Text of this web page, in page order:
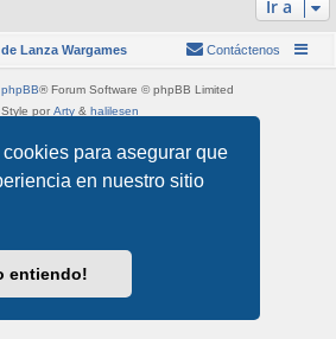
para asegurar que
en nuestro sitio
entiendo!
Ir a
Lanza Wargames Contáctenos
phpBB® Forum Software © phpBB Limited
Style por Arty & halilesen
Privacidad| Condiciones